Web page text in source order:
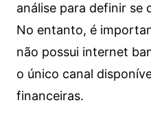
análise para definir se
No entanto, é
não possui internet
o único canal
financeiras.